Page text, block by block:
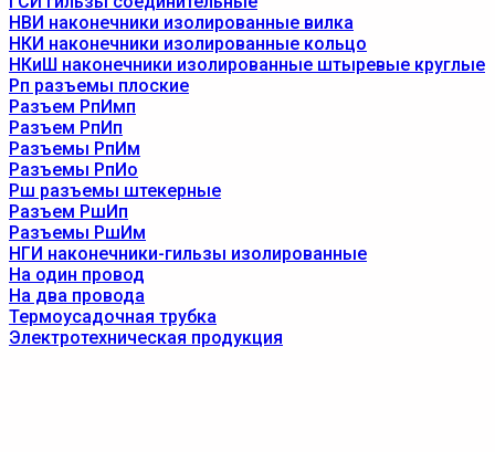
НВИ наконечники изолированные вилка
НКИ наконечники изолированные кольцо
НКиШ наконечники изолированные штыревые круглые
Рп разъемы плоские
Разъем РпИмп
Разъем РпИп
Разъемы РпИм
Разъемы РпИо
Рш разъемы штекерные
Разъем РшИп
Разъемы РшИм
НГИ наконечники-гильзы изолированные
На один провод
На два провода
Термоусадочная трубка
Электротехническая продукция